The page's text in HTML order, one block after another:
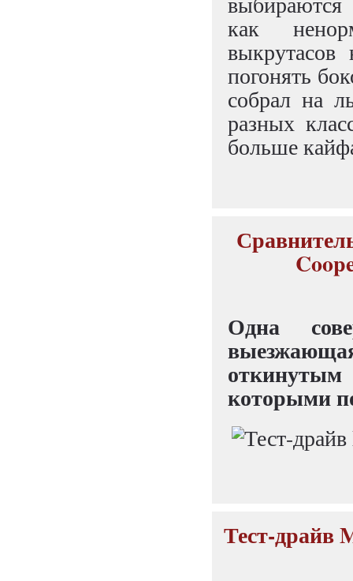
как
выкрутасов
погонять
собрал на
разных
больше
Одна
которыми
Тест-драйв